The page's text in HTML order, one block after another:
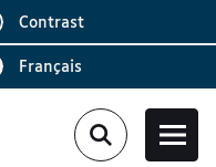
Omgekeerd
contrast
Visiter le site en
Français